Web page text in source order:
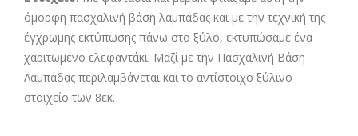
όμορφη πασχαλινή βάση λαμπάδας και με την τεχνική της
έγχρωμης εκτύπωσης πάνω στο ξύλο, εκτυπώσαμε ένα
χαριτωμένο ελεφαντάκι. Μαζί με την Πασχαλινή Βάση
Λαμπάδας περιλαμβάνεται και το αντίστοιχο ξύλινο
στοιχείο των 8εκ.